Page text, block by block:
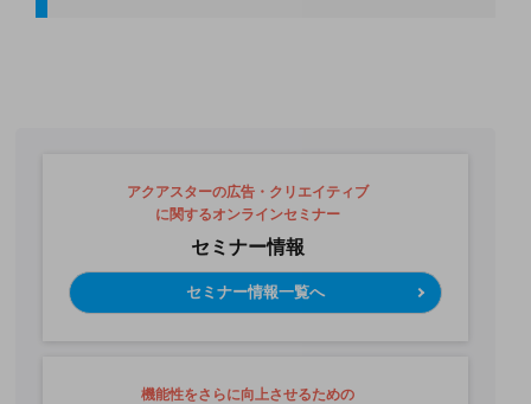
アクアスターの広告・クリエイティブ
に関するオンラインセミナー
セミナー情報
セミナー情報一覧へ
機能性をさらに向上させるための